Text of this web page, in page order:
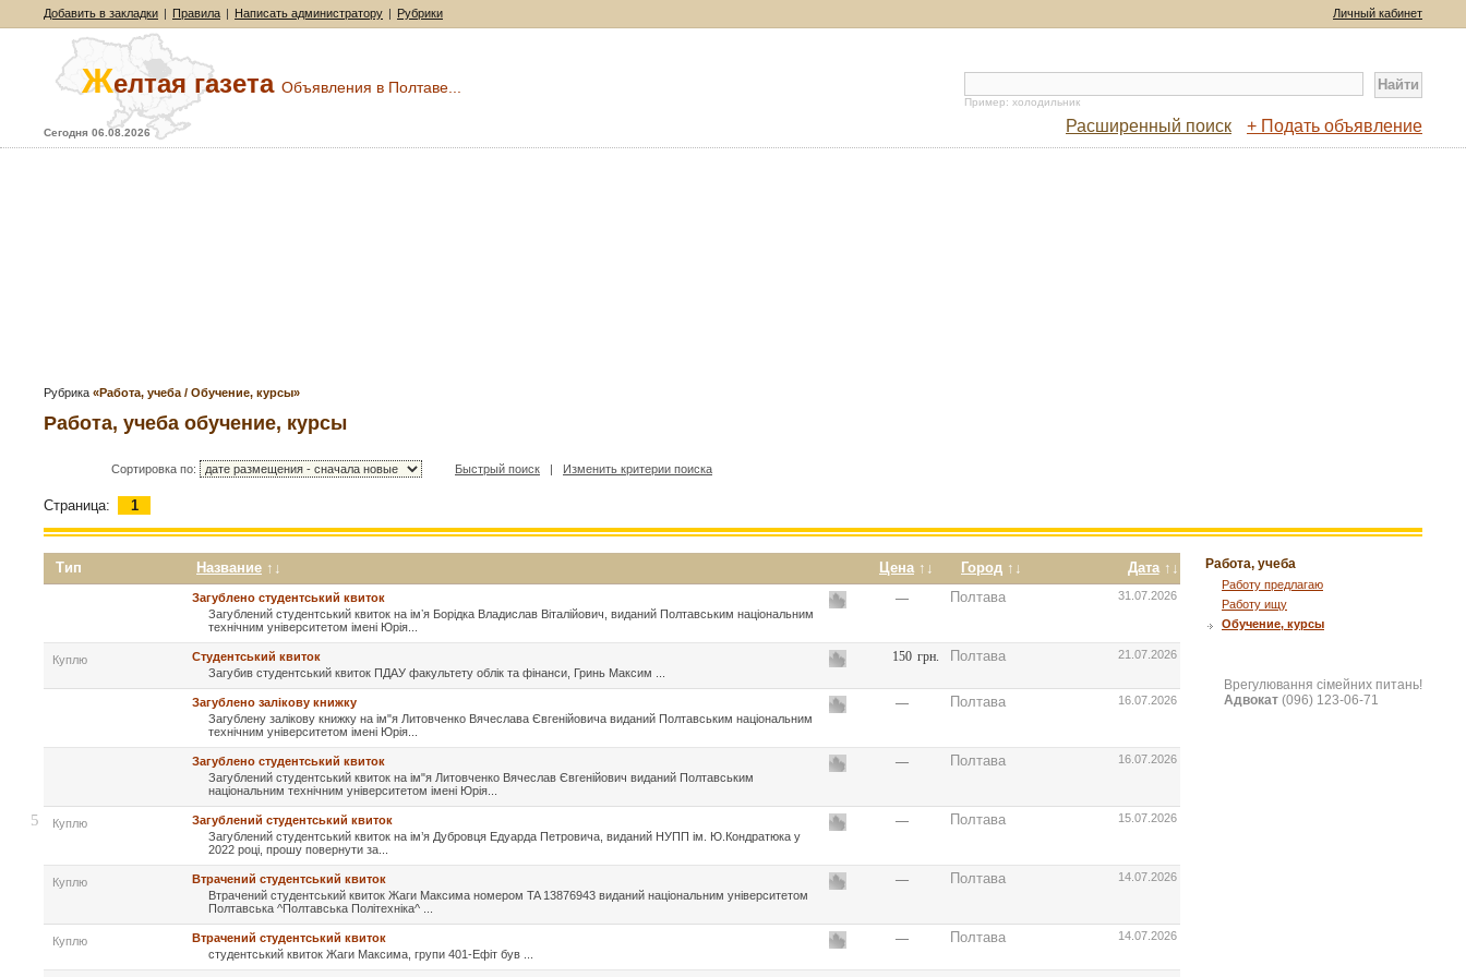
Добавить в закладки | Правила | Написать администратору | Рубрики Личный кабинет
Желтая газета Объявления в Полтаве...
Сегодня 06.08.2026
Пример: холодильник
Расширенный поиск + Подать объявление
Рубрика «Работа, учеба / Обучение, курсы»
Работа, учеба обучение, курсы
Сортировка по: Быстрый поиск | Изменить критерии поиска
Страница: 1
Тип Название ↑↓ Цена ↑↓ Город ↑↓ Дата ↑↓
Загублено студентський квиток
Загублений студентський квиток на імʼя Борідка Владислав Віталійович, виданий Полтавським національним
технічним університетом імені Юрія...
— Полтава 31.07.2026
Куплю
Студентський квиток
Загубив студентський квиток ПДАУ факультету облік та фінанси, Гринь Максим ...
грн.
150 Полтава 21.07.2026
Загублено залікову книжку
Загублену залікову книжку на ім"я Литовченко Вячеслава Євгенійовича виданий Полтавським національним
технічним університетом імені Юрія...
— Полтава 16.07.2026
Загублено студентський квиток
Загублений студентський квиток на ім"я Литовченко Вячеслав Євгенійович виданий Полтавським
національним технічним університетом імені Юрія...
— Полтава 16.07.2026
Куплю
5
Загублений студентський квиток
Загублений студентський квиток на ім’я Дубровця Едуарда Петровича, виданий НУПП ім. Ю.Кондратюка у
2022 році, прошу повернути за...
— Полтава 15.07.2026
Куплю
Втрачений студентський квиток
Втрачений студентський квиток Жаги Максима номером TA 13876943 виданий національним університетом
Полтавська ^Полтавська Політехніка^ ...
— Полтава 14.07.2026
Куплю
Втрачений студентський квиток
студентський квиток Жаги Максима, групи 401-Ефіт був ...
— Полтава 14.07.2026
Работа, учеба
Работу предлагаю
Работу ищу
Обучение, курсы
Врегулювання сімейних питань!
Адвокат (096) 123-06-71